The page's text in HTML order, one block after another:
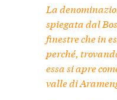
La
spiegata dal
finestre che in
perché,
essa si apre
valle di